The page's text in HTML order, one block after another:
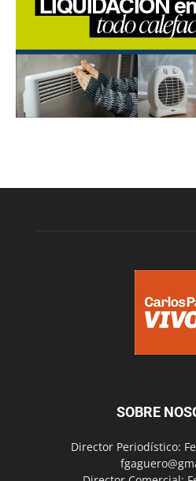
SOBRE
Director Periodístico: